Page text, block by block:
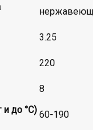
3.25
220
8
до °С) 60-190